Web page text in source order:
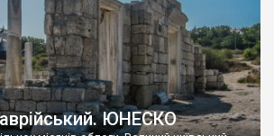
ЮНЕСКО